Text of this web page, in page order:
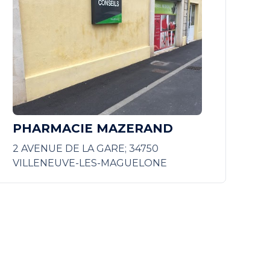
PHARMACIE MAZERAND
2 AVENUE DE LA GARE; 34750
VILLENEUVE-LES-MAGUELONE